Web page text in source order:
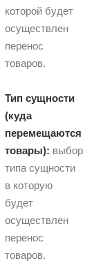
которой будет
осуществлен
перенос
товаров.
Тип сущности
(куда
перемещаются
товары): выбор
типа сущности
в которую
будет
осуществлен
перенос
товаров.